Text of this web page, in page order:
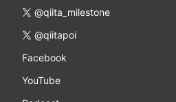
@qiita_milestone
@qiitapoi
Facebook
YouTube